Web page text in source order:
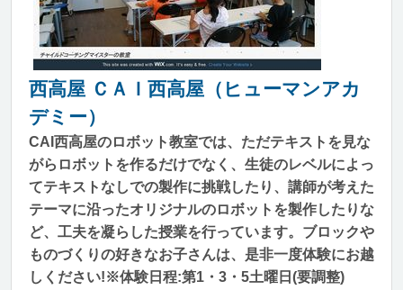
西高屋 ＣＡＩ西高屋（ヒューマンアカ
デミー）
CAI西高屋のロボット教室では、ただテキストを見な
がらロボットを作るだけでなく、生徒のレベルによっ
てテキストなしでの製作に挑戦したり、講師が考えた
テーマに沿ったオリジナルのロボットを製作したりな
ど、工夫を凝らした授業を行っています。ブロックや
ものづくりの好きなお子さんは、是非一度体験にお越
しください!※体験日程:第1・3・5土曜日(要調整)